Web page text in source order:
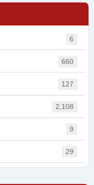
6
660
127
2,108
9
29